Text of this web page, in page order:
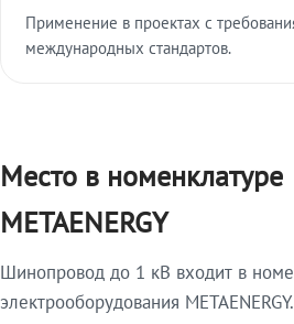
Применение в проектах с
международных стандартов.
Место в номенклатуре
METAENERGY
Шинопровод до 1 кВ входит в
электрооборудования